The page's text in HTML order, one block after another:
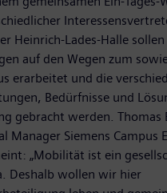
Heinrich-Lades-Halle
auf den Wegen zum
erarbeitet und die
Bedürfnisse und
gebracht werden. Thomas
Manager Siemens Campus
„Mobilität ist ein
Deshalb wollen wir hier